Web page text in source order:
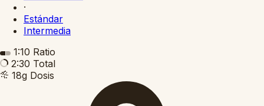
·
Estándar
Intermedia
1:10 Ratio
2:30 Total
18g Dosis